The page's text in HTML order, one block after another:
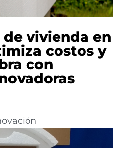
vivienda en
costos y
con